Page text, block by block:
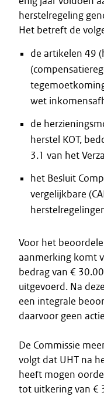
herstelregeling
Het betreft de
de artikelen 49
wet
de
herstel KOT,
3.1 van het
het Besluit
vergelijkbare
Voor het
aanmerking komt
bedrag van €
uitgevoerd. Na
een integrale
daarvoor geen
De Commissie
volgt dat UHT na
heeft mogen
tot uitkering van €